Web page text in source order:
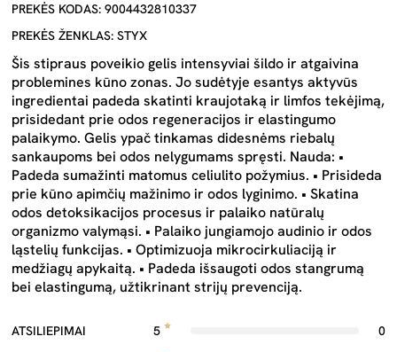
PREKĖS KODAS: 9004432810337
PREKĖS ŽENKLAS: STYX
Šis stipraus poveikio gelis intensyviai šildo ir atgaivina
problemines kūno zonas. Jo sudėtyje esantys aktyvūs
ingredientai padeda skatinti kraujotaką ir limfos tekėjimą,
prisidedant prie odos regeneracijos ir elastingumo
palaikymo. Gelis ypač tinkamas didesnėms riebalų
sankaupoms bei odos nelygumams spręsti. Nauda: •
Padeda sumažinti matomus celiulito požymius. • Prisideda
prie kūno apimčių mažinimo ir odos lyginimo. • Skatina
odos detoksikacijos procesus ir palaiko natūralų
organizmo valymąsi. • Palaiko jungiamojo audinio ir odos
ląstelių funkcijas. • Optimizuoja mikrocirkuliaciją ir
medžiagų apykaitą. • Padeda išsaugoti odos stangrumą
bei elastingumą, užtikrinant strijų prevenciją.
ATSILIEPIMAI 5
0